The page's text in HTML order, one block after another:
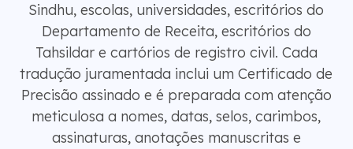
Sindhu, escolas, universidades, escritórios do
Departamento de Receita, escritórios do
Tahsildar e cartórios de registro civil. Cada
tradução juramentada inclui um Certificado de
Precisão assinado e é preparada com atenção
meticulosa a nomes, datas, selos, carimbos,
assinaturas, anotações manuscritas e